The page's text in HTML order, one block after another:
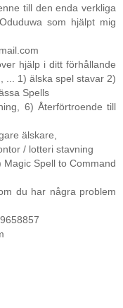
till den enda verkliga
som hjälpt mig
hjälp i ditt förhållande
... 1) älska spel stavar 2)
Spells
6) Återförtroende till
älskare,
/ lotteri stavning
Spell to Command
du har några problem